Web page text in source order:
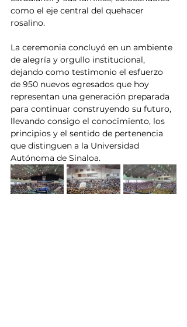
como el eje central del quehacer
rosalino.
La ceremonia concluyó en un ambiente
de alegría y orgullo institucional,
dejando como testimonio el esfuerzo
de 950 nuevos egresados que hoy
representan una generación preparada
para continuar construyendo su futuro,
llevando consigo el conocimiento, los
principios y el sentido de pertenencia
que distinguen a la Universidad
Autónoma de Sinaloa.